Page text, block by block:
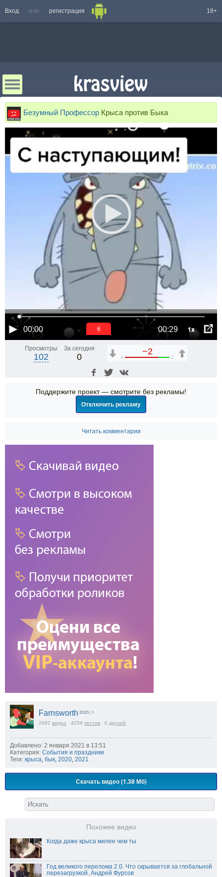
Вход или регистрация 18+
Безумный Профессор Крыса против Быка
00:00 00:29 1x
6
Просмотры
102
За сегодня
0
−2
4 2
Поддержите проект — смотрите без рекламы!
Отключить рекламу
Читать комментарии
Farnsworth 20115 | 0
2682 видео 4259 постов 0 друзей
Добавлено: 2 января 2021 в 13:51
Категория: События и праздники
Теги: крыса, бык, 2020, 2021
Скачать видео (1.38 Мб)
Похожее видео
Когда даже крыса милее чем ты
Год великого перелома 2.0. Что скрывается за глобальной
перезагрузкой. Андрей Фурсов